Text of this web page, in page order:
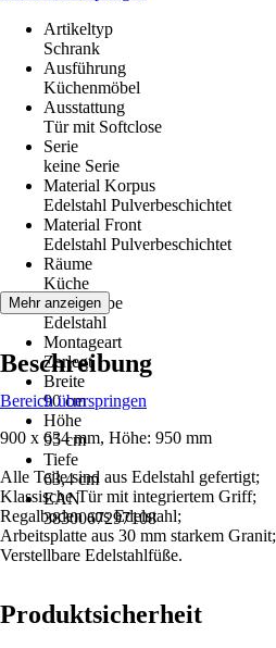
Artikeltyp
Schrank
Ausführung
Küchenmöbel
Ausstattung
Tür mit Softclose
Serie
keine Serie
Material Korpus
Edelstahl Pulverbeschichtet
Material Front
Edelstahl Pulverbeschichtet
Räume
Küche
Grundfarbe
Edelstahl
Montageart
Zerlegt
Breite
90 cm
Höhe
95 cm
Tiefe
63,4 cm
EAN
3830067297108
Mehr anzeigen
Beschreibung
Bereich überspringen
900 x 634 mm, Höhe: 950 mm
Alle Teile sind aus Edelstahl gefertigt;
Klassische Tür mit integriertem Griff;
Regalboden aus Edelstahl;
Arbeitsplatte aus 30 mm starkem Granit;
Verstellbare Edelstahlfüße.
Produktsicherheit